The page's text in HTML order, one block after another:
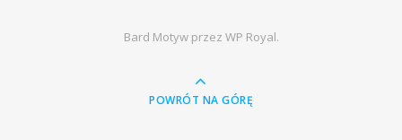
Bard Motyw przez WP Royal.
POWRÓT NA GÓRĘ